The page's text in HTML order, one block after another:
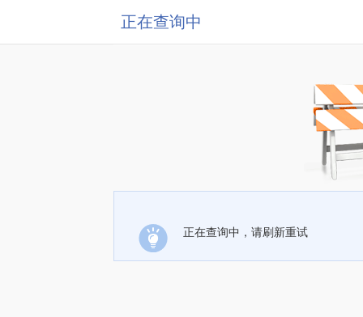
正在查询中
正在查询中，请刷新重试